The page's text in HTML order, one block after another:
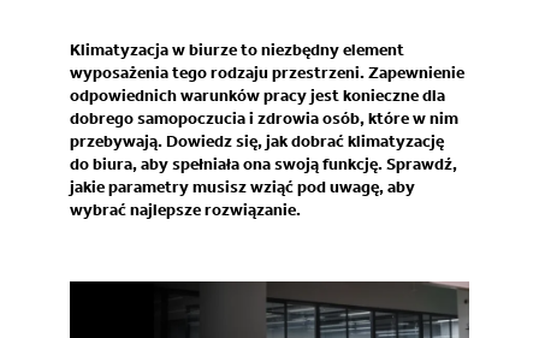
Klimatyzacja w biurze to niezbędny element
wyposażenia tego rodzaju przestrzeni. Zapewnienie
odpowiednich warunków pracy jest konieczne dla
dobrego samopoczucia i zdrowia osób, które w nim
przebywają. Dowiedz się, jak dobrać klimatyzację
do biura, aby spełniała ona swoją funkcję. Sprawdź,
jakie parametry musisz wziąć pod uwagę, aby
wybrać najlepsze rozwiązanie.